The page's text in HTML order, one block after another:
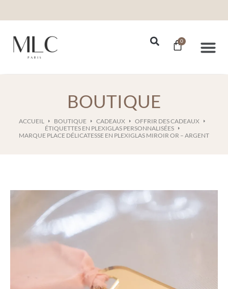
0
BOUTIQUE
ACCUEIL BOUTIQUE CADEAUX
OFFRIR DES CADEAUX
ÉTIQUETTES EN PLEXIGLAS PERSONNALISÉES
MARQUE PLACE DÉLICATESSE EN PLEXIGLAS MIROIR OR – ARGENT